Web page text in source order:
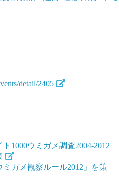
detail/2405
1000ウミガメ調査2004-2012
ガメ観察ルール2012」を策